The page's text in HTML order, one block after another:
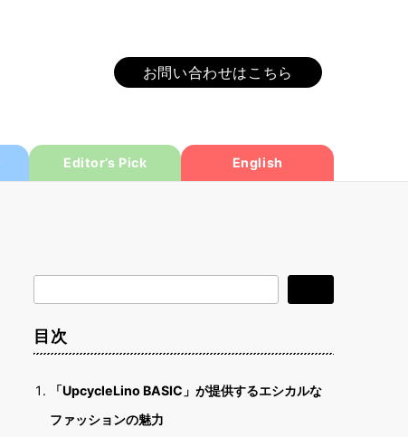
お問い合わせはこちら
Editor’s Pick English
索
目次
「UpcycleLino BASIC」が提供するエシカルな
ファッションの魅力